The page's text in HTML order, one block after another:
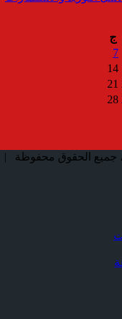
ج
7
14
21
28